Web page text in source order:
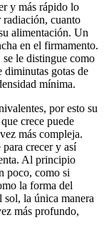
y más rápido lo
radiación, cuanto
alimentación. Un
en el firmamento.
se le distingue como
diminutas gotas de
mínima.
por esto su
crece puede
más compleja.
crecer y así
Al principio
poco, como si
la forma del
sol, la única manera
más profundo,